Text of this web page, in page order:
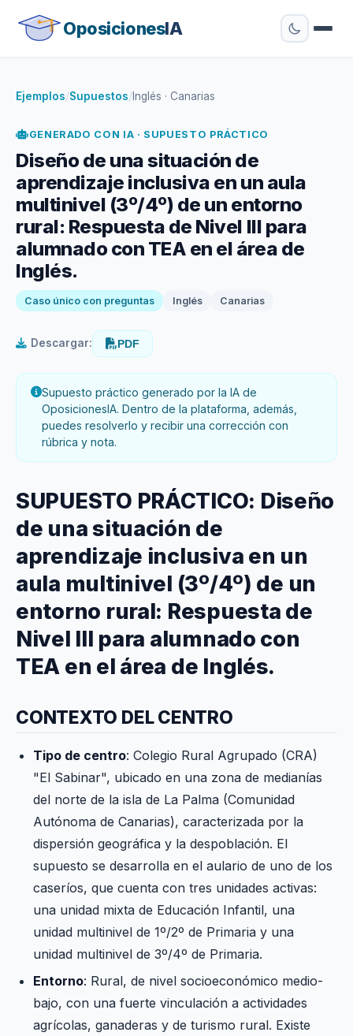
OposicionesIA
Ejemplos/Supuestos/ Inglés · Canarias
GENERADO CON IA · SUPUESTO PRÁCTICO
Diseño de una situación de
aprendizaje inclusiva en un aula
multinivel (3º/4º) de un entorno
rural: Respuesta de Nivel III para
alumnado con TEA en el área de
Inglés.
Caso único con preguntas Inglés Canarias
Descargar: PDF
Supuesto práctico generado por la IA de
OposicionesIA. Dentro de la plataforma, además,
puedes resolverlo y recibir una corrección con
rúbrica y nota.
SUPUESTO PRÁCTICO: Diseño
de una situación de
aprendizaje inclusiva en un
aula multinivel (3º/4º) de un
entorno rural: Respuesta de
Nivel III para alumnado con
TEA en el área de Inglés.
CONTEXTO DEL CENTRO
Tipo de centro: Colegio Rural Agrupado (CRA)
"El Sabinar", ubicado en una zona de medianías
del norte de la isla de La Palma (Comunidad
Autónoma de Canarias), caracterizada por la
dispersión geográfica y la despoblación. El
supuesto se desarrolla en el aulario de uno de los
caseríos, que cuenta con tres unidades activas:
una unidad mixta de Educación Infantil, una
unidad multinivel de 1º/2º de Primaria y una
unidad multinivel de 3º/4º de Primaria.
Entorno: Rural, de nivel socioeconómico medio-
bajo, con una fuerte vinculación a actividades
agrícolas, ganaderas y de turismo rural. Existe